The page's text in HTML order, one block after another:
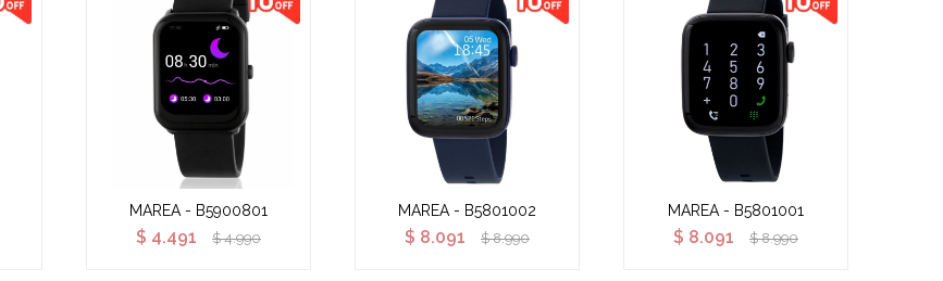
MAREA - B5900801
$ 4.491 $ 4.990
MAREA - B5801002
$ 8.091 $ 8.990
MAREA - B5801001
$ 8.091 $ 8.990